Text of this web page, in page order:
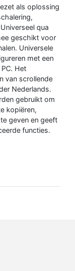
als oplossing
qua
geschikt voor
Universele
met een
Het
van scrollende
Nederlands.
gebruikt om
kopiëren,
geven en geeft
functies.